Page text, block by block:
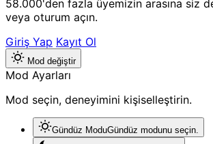
58.000'den fazla üyemizin arasına siz
veya oturum açın.
Giriş Yap Kayıt Ol
Mod değiştir
Mod Ayarları
Mod seçin, deneyimini kişiselleştirin.
Gündüz ModuGündüz modunu seçin.